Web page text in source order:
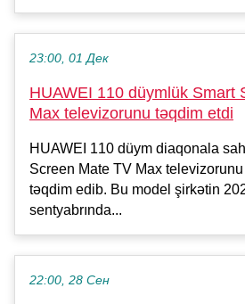
23:00, 01 Дек
HUAWEI 110 düymlük Smart
Max televizorunu təqdim etdi
HUAWEI 110 düym diaqonala
Screen Mate TV Max
təqdim edib. Bu model şirkətin
sentyabrında...
22:00, 28 Сен